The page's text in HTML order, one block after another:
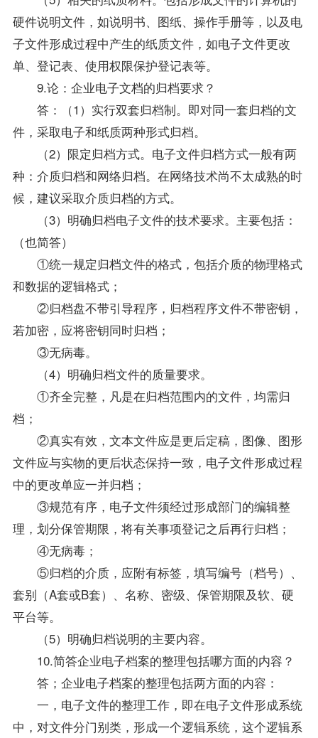
硬件说明文件，如说明书、图纸、操作手册等，以及电
子文件形成过程中产生的纸质文件，如电子文件更改
单、登记表、使用权限保护登记表等。
9.论：企业电子文档的归档要求？
答：（1）实行双套归档制。即对同一套归档的文
件，采取电子和纸质两种形式归档。
（2）限定归档方式。电子文件归档方式一般有两
种：介质归档和网络归档。在网络技术尚不太成熟的时
候，建议采取介质归档的方式。
（3）明确归档电子文件的技术要求。主要包括：
（也简答）
①统一规定归档文件的格式，包括介质的物理格式
和数据的逻辑格式；
②归档盘不带引导程序，归档程序文件不带密钥，
若加密，应将密钥同时归档；
③无病毒。
（4）明确归档文件的质量要求。
①齐全完整，凡是在归档范围内的文件，均需归
档；
②真实有效，文本文件应是更后定稿，图像、图形
文件应与实物的更后状态保持一致，电子文件形成过程
中的更改单应一并归档；
③规范有序，电子文件须经过形成部门的编辑整
理，划分保管期限，将有关事项登记之后再行归档；
④无病毒；
⑤归档的介质，应附有标签，填写编号（档号）、
套别（A套或B套）、名称、密级、保管期限及软、硬
平台等。
（5）明确归档说明的主要内容。
10.简答企业电子档案的整理包括哪方面的内容？
答；企业电子档案的整理包括两方面的内容：
一，电子文件的整理工作，即在电子文件形成系统
中，对文件分门别类，形成一个逻辑系统，这个逻辑系